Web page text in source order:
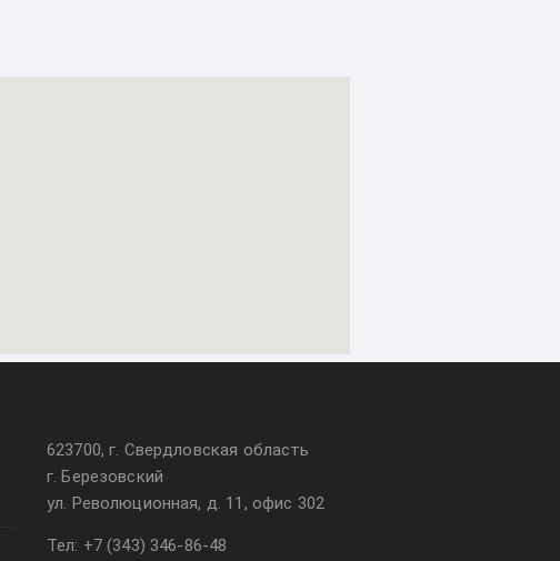
623700, г. Свердловская область
г. Березовский
ул. Революционная, д. 11, офис 302
Тел: +7 (343) 346-86-48